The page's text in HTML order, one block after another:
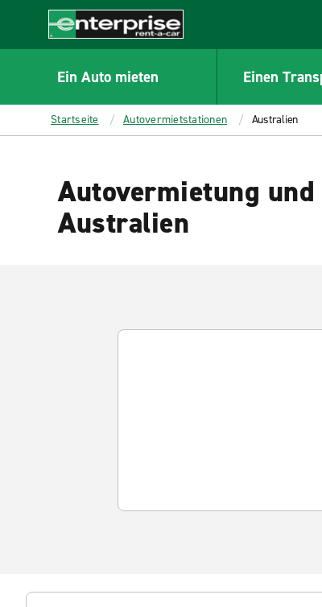
CONTENT
Enterprise
Ein Auto mieten Einen
Startseite Autovermietstationen Australien
Autovermietung
Australien